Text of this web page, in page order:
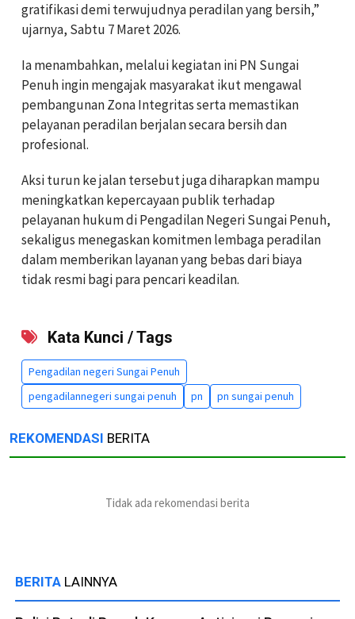
gratifikasi demi terwujudnya peradilan yang bersih,”
ujarnya, Sabtu 7 Maret 2026.
Ia menambahkan, melalui kegiatan ini PN Sungai
Penuh ingin mengajak masyarakat ikut mengawal
pembangunan Zona Integritas serta memastikan
pelayanan peradilan berjalan secara bersih dan
profesional.
Aksi turun ke jalan tersebut juga diharapkan mampu
meningkatkan kepercayaan publik terhadap
pelayanan hukum di Pengadilan Negeri Sungai Penuh,
sekaligus menegaskan komitmen lembaga peradilan
dalam memberikan layanan yang bebas dari biaya
tidak resmi bagi para pencari keadilan.
Kata Kunci / Tags
Pengadilan negeri Sungai Penuh
pengadilannegeri sungai penuh
pn pn sungai penuh
REKOMENDASI BERITA
Tidak ada rekomendasi berita
BERITA LAINNYA